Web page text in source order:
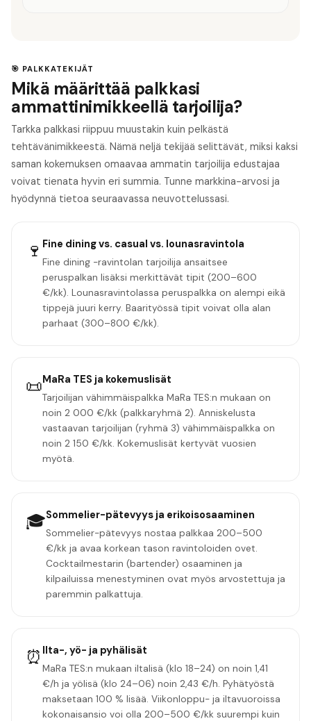
🎯 PALKKATEKIJÄT
Mikä määrittää palkkasi
ammattinimikkeellä tarjoilija?
Tarkka palkkasi riippuu muustakin kuin pelkästä
tehtävänimikkeestä. Nämä neljä tekijää selittävät, miksi kaksi
saman kokemuksen omaavaa ammatin tarjoilija edustajaa
voivat tienata hyvin eri summia. Tunne markkina-arvosi ja
hyödynnä tietoa seuraavassa neuvottelussasi.
🍷 Fine dining vs. casual vs. lounasravintola
Fine dining -ravintolan tarjoilija ansaitsee
peruspalkan lisäksi merkittävät tipit (200–600
€/kk). Lounasravintolassa peruspalkka on alempi eikä
tippejä juuri kerry. Baarityössä tipit voivat olla alan
parhaat (300–800 €/kk).
📜MaRa TES ja kokemuslisät
Tarjoilijan vähimmäispalkka MaRa TES:n mukaan on
noin 2 000 €/kk (palkkaryhmä 2). Anniskelusta
vastaavan tarjoilijan (ryhmä 3) vähimmäispalkka on
noin 2 150 €/kk. Kokemuslisät kertyvät vuosien
myötä.
🎓Sommelier-pätevyys ja erikoisosaaminen
Sommelier-pätevyys nostaa palkkaa 200–500
€/kk ja avaa korkean tason ravintoloiden ovet.
Cocktailmestarin (bartender) osaaminen ja
kilpailuissa menestyminen ovat myös arvostettuja ja
paremmin palkattuja.
⏰ Ilta-, yö- ja pyhälisät
MaRa TES:n mukaan iltalisä (klo 18–24) on noin 1,41
€/h ja yölisä (klo 24–06) noin 2,43 €/h. Pyhätyöstä
maksetaan 100 % lisää. Viikonloppu- ja iltavuoroissa
kokonaisansio voi olla 200–500 €/kk suurempi kuin